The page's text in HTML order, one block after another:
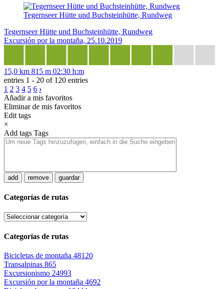
Tegernseer Hütte und Buchsteinhütte, Rundweg
Tegernseer Hütte und Buchsteinhütte, Rundweg
Excursión por la montaña, 25.10.2019
15,0 km 815 m 02:30 h:m
entries 1 - 20 of 120 entries
1 2 3 4 5 6 ›
Añadir a mis favoritos
Eliminar de mis favoritos
Edit tags
×
Add tags Tags
add remove guardar
Categorías de rutas
Categorías de rutas
Bicicletas de montaña 48120
Transalpinas 865
Excursionismo 24993
Excursión por la montaña 4692